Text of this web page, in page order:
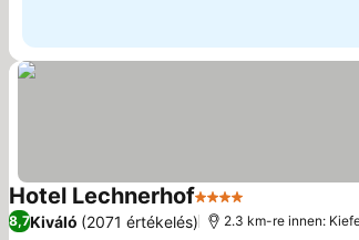
Hotel Lechnerhof4 Kategória
8,7Kiváló (2071 értékelés) 2.3 km-re innen: